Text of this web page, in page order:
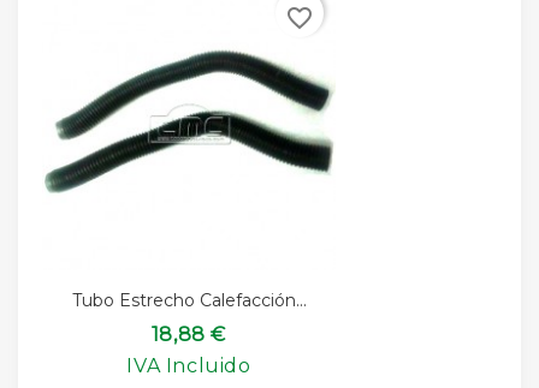
Tubo Estrecho Calefacción...
18,88 €
IVA Incluido
favorite_border